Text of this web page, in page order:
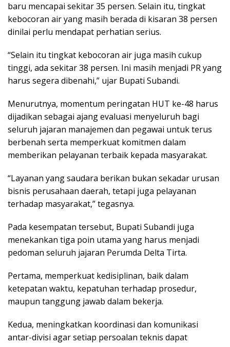
baru mencapai sekitar 35 persen. Selain itu, tingkat
kebocoran air yang masih berada di kisaran 38 persen
dinilai perlu mendapat perhatian serius.
“Selain itu tingkat kebocoran air juga masih cukup
tinggi, ada sekitar 38 persen. Ini masih menjadi PR yang
harus segera dibenahi,” ujar Bupati Subandi.
Menurutnya, momentum peringatan HUT ke-48 harus
dijadikan sebagai ajang evaluasi menyeluruh bagi
seluruh jajaran manajemen dan pegawai untuk terus
berbenah serta memperkuat komitmen dalam
memberikan pelayanan terbaik kepada masyarakat.
“Layanan yang saudara berikan bukan sekadar urusan
bisnis perusahaan daerah, tetapi juga pelayanan
terhadap masyarakat,” tegasnya.
Pada kesempatan tersebut, Bupati Subandi juga
menekankan tiga poin utama yang harus menjadi
pedoman seluruh jajaran Perumda Delta Tirta.
Pertama, memperkuat kedisiplinan, baik dalam
ketepatan waktu, kepatuhan terhadap prosedur,
maupun tanggung jawab dalam bekerja.
Kedua, meningkatkan koordinasi dan komunikasi
antar-divisi agar setiap persoalan teknis dapat